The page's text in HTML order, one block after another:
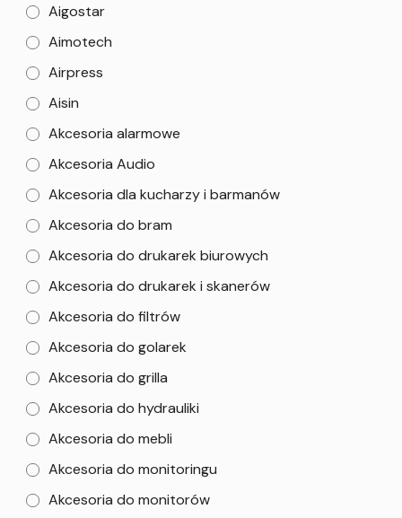
Aigostar
Aimotech
Airpress
Aisin
Akcesoria alarmowe
Akcesoria Audio
Akcesoria dla kucharzy i barmanów
Akcesoria do bram
Akcesoria do drukarek biurowych
Akcesoria do drukarek i skanerów
Akcesoria do filtrów
Akcesoria do golarek
Akcesoria do grilla
Akcesoria do hydrauliki
Akcesoria do mebli
Akcesoria do monitoringu
Akcesoria do monitorów